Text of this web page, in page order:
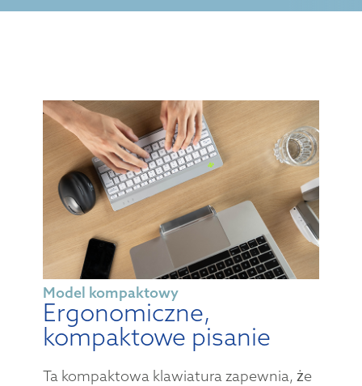
Model kompaktowy
Ergonomiczne,
kompaktowe pisanie
Ta kompaktowa klawiatura zapewnia, że